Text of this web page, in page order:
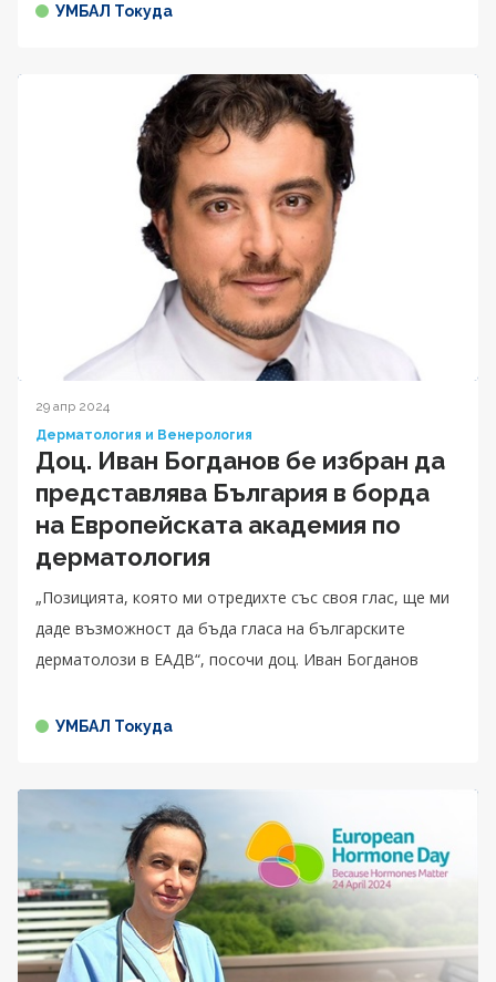
УМБАЛ Токуда
29 апр 2024
Дерматология и Венерология
Доц. Иван Богданов бе избран да
представлява България в борда
на Европейската академия по
дерматология
„Позицията, която ми отредихте със своя глас, ще ми
даде възможност да бъда гласа на българските
дерматолози в ЕАДВ“, посочи доц. Иван Богданов
УМБАЛ Токуда